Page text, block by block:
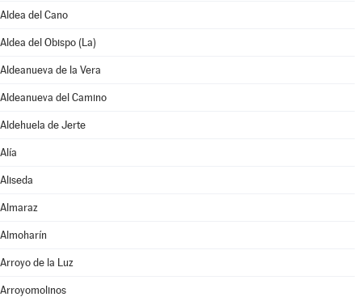
Aldea del Cano
Aldea del Obispo (La)
Aldeanueva de la Vera
Aldeanueva del Camino
Aldehuela de Jerte
Alía
Aliseda
Almaraz
Almoharín
Arroyo de la Luz
Arroyomolinos